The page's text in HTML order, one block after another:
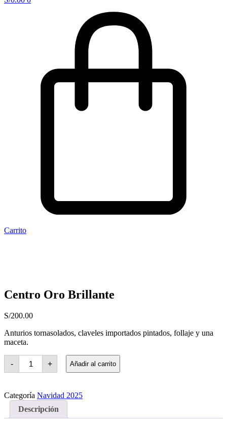
Carrito
Centro Oro Brillante
S/200.00
Anturios tornasolados, claveles importados pintados, follaje y una
maceta.
-
Centro
Oro
Brillante
+ Añadir al carrito
Categoría Navidad 2025
Descripción